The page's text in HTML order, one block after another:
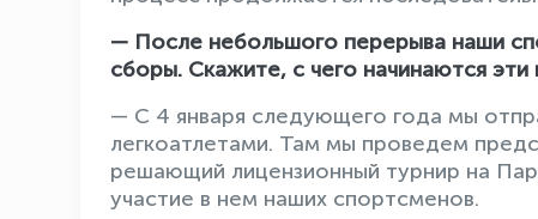
— После небольшого перерыва наши
сборы. Скажите, с чего начинаются эти
— С 4 января следующего года мы
легкоатлетами. Там мы проведем
решающий лицензионный турнир на
участие в нем наших спортсменов.